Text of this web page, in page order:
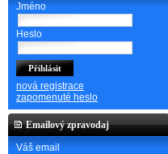
Jméno
Heslo
nová registrace
zapomenuté heslo
Emailový zpravodaj
Váš email